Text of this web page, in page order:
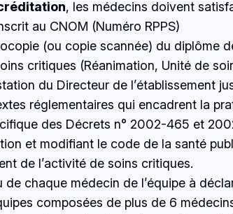
, les médecins doivent
au CNOM (Numéro RPPS)
(ou copie scannée) du diplôme
critiques (Réanimation, Unité de
du Directeur de l’établissement
réglementaires qui encadrent la
des Décrets n° 2002-465 et
et modifiant le code de la santé
de l’activité de soins critiques.
chaque médecin de l’équipe à
composées de plus de 6